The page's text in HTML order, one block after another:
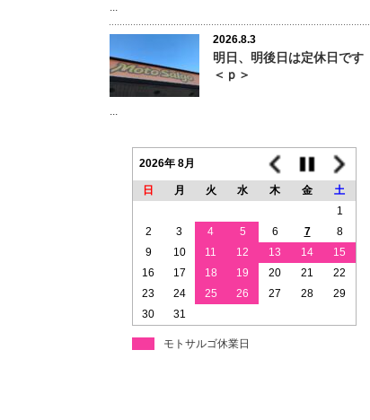
...
2026.8.3
明日、明後日は定休日です
＜ｐ＞
...
2026年 8月
日 月 火 水 木 金
土
1
2
3 4 5 6 7
8
9
10 11 12 13 14
15
16
17 18 19 20 21
22
23
24 25 26 27 28
29
30
31
モトサルゴ休業日